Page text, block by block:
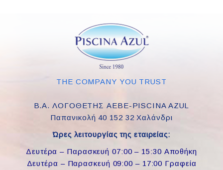
THE COMPANY YOU TRUST
Β.Α. ΛΟΓΟΘΕΤΗΣ ΑΕΒΕ-PISCINA AZUL
Παπανικολή 40 152 32 Χαλάνδρι
Ώρες λειτουργίας της εταιρείας:
Δευτέρα – Παρασκευή 07:00 – 15:30 Αποθήκη
Δευτέρα – Παρασκευή 09:00 – 17:00 Γραφεία